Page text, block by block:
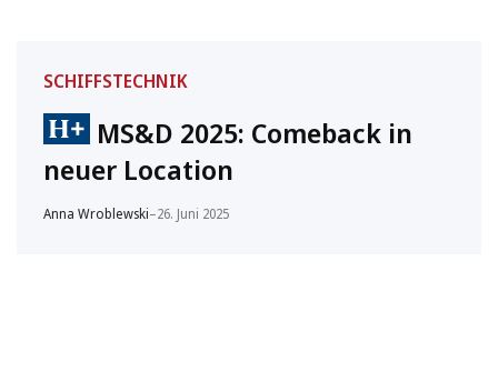
SCHIFFSTECHNIK
MS&D 2025: Comeback in
neuer Location
Anna Wroblewski–26. Juni 2025